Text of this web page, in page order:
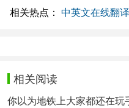
相关热点： 中英文在线翻译
相关阅读
你以为地铁上大家都还在玩